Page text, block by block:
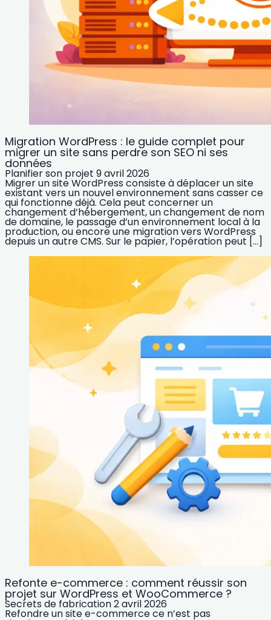
Migration WordPress : le guide complet pour
migrer un site sans perdre son SEO ni ses
données
Planifier son projet 9 avril 2026
Migrer un site WordPress consiste à déplacer un site
existant vers un nouvel environnement sans casser ce
qui fonctionne déjà. Cela peut concerner un
changement d’hébergement, un changement de nom
de domaine, le passage d’un environnement local à la
production, ou encore une migration vers WordPress
depuis un autre CMS. Sur le papier, l’opération peut […]
Refonte e-commerce : comment réussir son
projet sur WordPress et WooCommerce ?
Secrets de fabrication2 avril 2026
Refondre un site e-commerce ce n’est pas